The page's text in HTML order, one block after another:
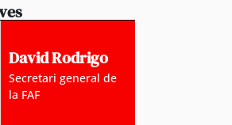
David Rodrigo
Secretari general de
la FAF